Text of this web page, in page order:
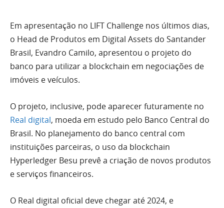
Em apresentação no LIFT Challenge nos últimos dias,
o Head de Produtos em Digital Assets do Santander
Brasil, Evandro Camilo, apresentou o projeto do
banco para utilizar a blockchain em negociações de
imóveis e veículos.
O projeto, inclusive, pode aparecer futuramente no
Real digital, moeda em estudo pelo Banco Central do
Brasil. No planejamento do banco central com
instituições parceiras, o uso da blockchain
Hyperledger Besu prevê a criação de novos produtos
e serviços financeiros.
O Real digital oficial deve chegar até 2024, e